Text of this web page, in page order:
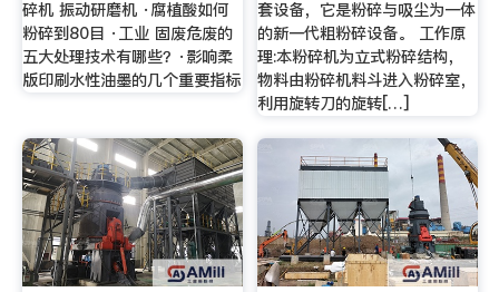
碎机 振动研磨机 ·腐植酸如何
粉碎到80目 ·工业 固废危废的
五大处理技术有哪些？·影响柔
版印刷水性油墨的几个重要指标
套设备，它是粉碎与吸尘为一体
的新一代粗粉碎设备。 工作原
理:本粉碎机为立式粉碎结构，
物料由粉碎机料斗进入粉碎室，
利用旋转刀的旋转[…]